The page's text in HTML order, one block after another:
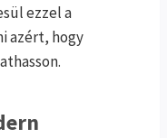
ezzel a
azért, hogy